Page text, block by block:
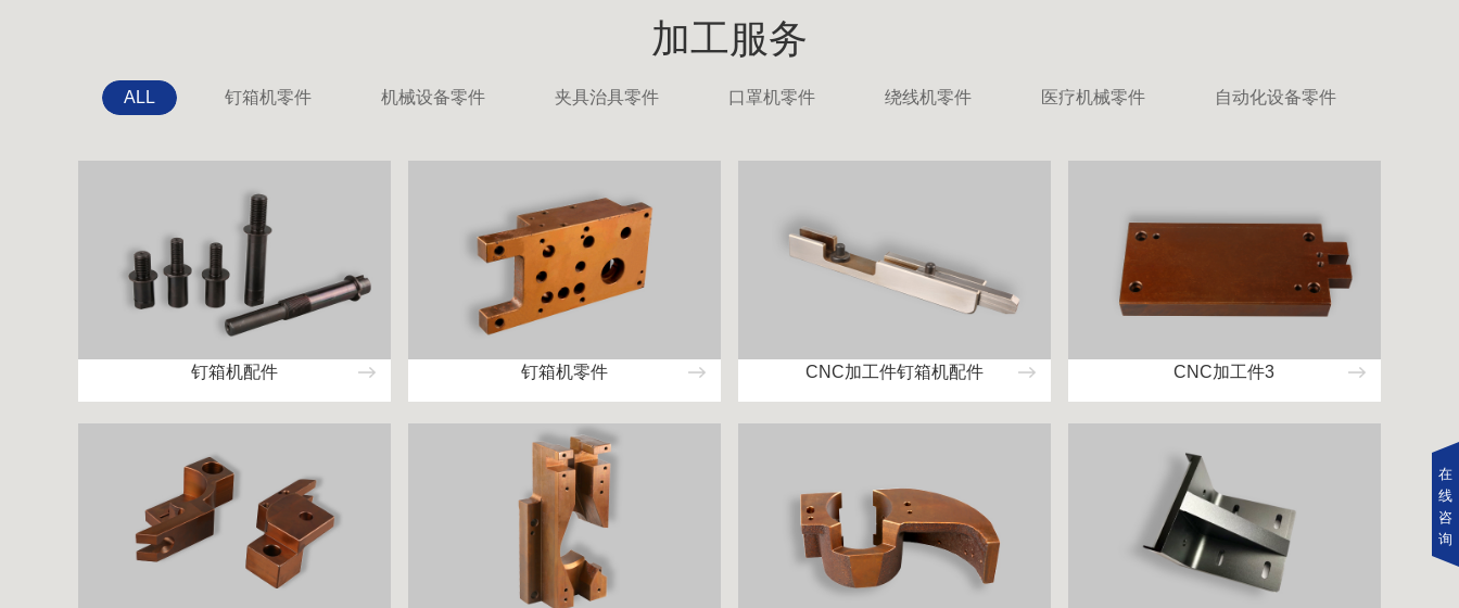
加工服务
ALL 钉箱机零件 机械设备零件 夹具治具零件 口罩机零件 绕线机零件 医疗机械零件 自动化设备零件
钉箱机配件 钉箱机零件 CNC加工件钉箱机配件 CNC加工件3
在
线
咨
询